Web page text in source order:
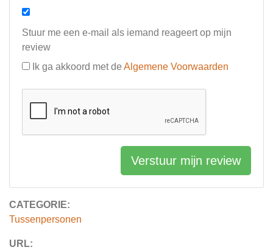
CATEGORIE:
Tussenpersonen
URL:
Stuur me een e-mail als iemand reageert op mijn
review
Ik ga akkoord met de Algemene Voorwaarden
Verstuur mijn review